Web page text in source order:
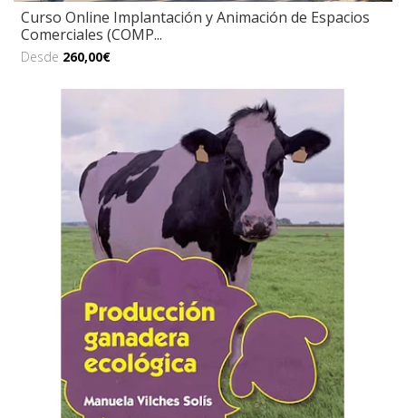
Curso Online Implantación y Animación de Espacios
Comerciales (COMP...
Desde 260,00€